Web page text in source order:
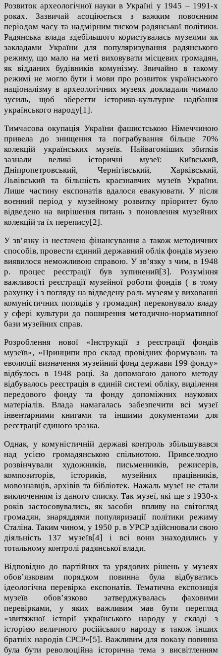
Розвиток археологічної науки в Україні у 1945 – 1991-х
роках. Зазвичай асоціюється з важким повоєнним
періодом часу та надмірним тиском радянської політики.
Радянська влада здебільшого користувалась музеями як
закладами України для популяризування радянського
режиму, що мало на меті виховувати місцевих громадян,
як відданих будівників комунізму. Звичайно в такому
режимі не могло бути і мови про розвиток українського
націоналізму в археологічних музеях докладали чимало
зусиль, щоб зберегти історико-культурне надбання
українського народу[1].
Тимчасова окупація України фашистською Німеччиною
привела до знищення та пограбування більше 70%
колекцій українських музеїв. Найвагоміших збитків
зазнали великі історичні музеї: Київський,
Дніпропетровський, Чернігівський, Харківський,
Львівський та більшість краєзнавчих музеїв України.
Лише частину експонатів вдалося евакуювати. У після
воєнний період у музейному розвитку пріоритет було
відведено на вирішення питань з поновлення музейних
колекцій та їх перепису[2].
У зв’язку із нестачею фінансування а також методичних
способів, провести єдиний державний облік фондів музею
виявилося неможливою справою. У зв’язку з чим, в 1948
р. процес реєстрації був зупинений[3]. Розуміння
важливості реєстрації музейної роботи фондів ( в тому
рахунку і з погляду на відведену роль музеям у вихованні
комуністичних поглядів у громадян) переконувало владу
у сфері культури до поширення методично-нормативної
бази музейних справ.
Розроблення нової «Інструкції з реєстрації фондів
музеїв», «Принципи про склад провідних формувань та
еволюції визначення музейний фонд держави 199 фонду»
відбулось в 1948 році. За допомогою даного методу
відбувалось реєстрація в єдиній системі обліку, виділення
передового фонду та фонду допоміжних наукових
матеріалів. Влада намагалась забезпечити всі музеї
інвентарними книгами та іншими документами для
реєстрації єдиного зразка.
Однак, у комуністичній державі контроль збільшувався
над усією громадянською спільнотою. Привселюдно
розвінчували художників, письменників, режисерів,
композиторів, істориків, музейних працівників,
мовознавців, архівів та бібліотек. Нажаль музеї не стали
виключенням із даного списку. Так музеї, які ще з 1930-х
років застосовувались, як засоби впливу на світогляд
громадян, знаряддями популяризації політики режиму
Сталіна. Таким чином, у 1950 р. в УРСР здійснювали свою
діяльність 137 музеїв[4] і всі вони знаходились у
тотальному контролі радянської влади.
Відповідно до партійних та урядових рішень у музеях
обов’язковим порядком повинна була відбуватись
ідеологічна перевірка експонатів. Тематична експозиція
музеїв обов’язково затверджувалась фаховими
перевірками, у яких важливим мав бути перегляд
«звитяжної історії українського народу у складі з
історією величного російського народу в також інших
братніх народів СРСР»[5]. Важливим для показу повинна
була бути революційна історична тема з висвітленням